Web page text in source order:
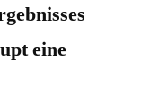
eine